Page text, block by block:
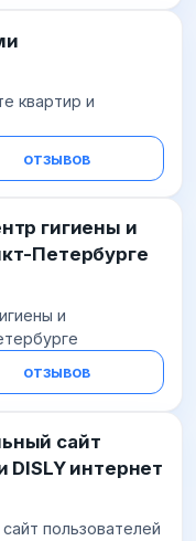
квартир и
отзывов
гигиены и
Петербурге
и
отзывов
сайт
DISLY интернет
пользователей